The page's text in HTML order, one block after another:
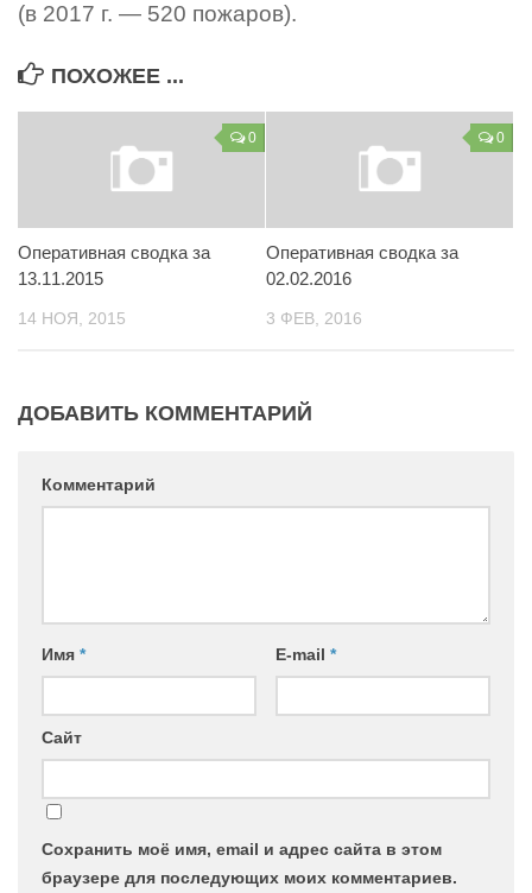
(в 2017 г. — 520 пожаров).
ПОХОЖЕЕ ...
0
Оперативная сводка за
13.11.2015
14 НОЯ, 2015
0
Оперативная сводка за
02.02.2016
3 ФЕВ, 2016
ДОБАВИТЬ КОММЕНТАРИЙ
Комментарий
Имя * E-mail *
Сайт
Сохранить моё имя, email и адрес сайта в этом
браузере для последующих моих комментариев.